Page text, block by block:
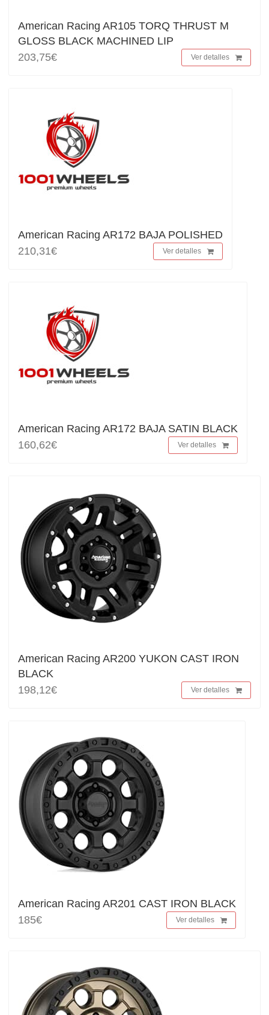
American Racing AR105 TORQ THRUST M
GLOSS BLACK MACHINED LIP
203,75€
Ver detalles
American Racing AR172 BAJA POLISHED
210,31€
Ver detalles
American Racing AR172 BAJA SATIN BLACK
160,62€
Ver detalles
American Racing AR200 YUKON CAST IRON
BLACK
198,12€
Ver detalles
American Racing AR201 CAST IRON BLACK
185€
Ver detalles